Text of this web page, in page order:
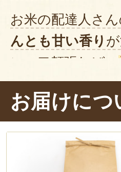
お米の配達人さ
んとも甘い香り
に一口頬張れば、
ました。もっちり
ほど甘味があふれ
お届けにつ